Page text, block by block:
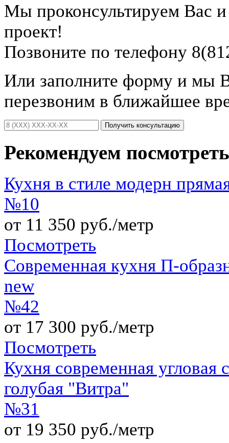
Мы проконсультируем Вас
проект!
Позвоните по телефону
Или заполните форму и мы
перезвоним в ближайшее
Получить консультацию
Рекомендуем посмотреть
Кухня в стиле модерн
№10
от 11 350 руб./метр
Посмотреть
Современная кухня П-
new
№42
от 17 300 руб./метр
Посмотреть
Кухня современная угловая
голубая "Витра"
№31
от 19 350 руб./метр